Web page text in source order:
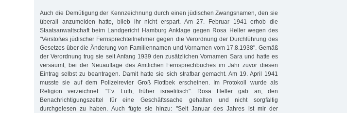
Auch die Demütigung der Kennzeichnung durch einen jüdischen Zwangsnamen, den sie
überall anzumelden hatte, blieb ihr nicht erspart. Am 27. Februar 1941 erhob die
Staatsanwaltschaft beim Landgericht Hamburg Anklage gegen Rosa Heller wegen des
"Verstoßes jüdischer Fernsprechteilnehmer gegen die Verordnung der Durchführung des
Gesetzes über die Änderung von Familiennamen und Vornamen vom 17.8.1938". Gemäß
der Verordnung trug sie seit Anfang 1939 den zusätzlichen Vornamen Sara und hatte es
versäumt, bei der Neuauflage des Amtlichen Fernsprechbuches im Jahr zuvor diesen
Eintrag selbst zu beantragen. Damit hatte sie sich strafbar gemacht. Am 19. April 1941
musste sie auf dem Polizeirevier Groß Flottbek erscheinen. Im Protokoll wurde als
Religion verzeichnet: "Ev. Luth, früher israelitisch". Rosa Heller gab an, den
Benachrichtigungszettel für eine Geschäftssache gehalten und nicht sorgfältig
durchgelesen zu haben. Auch fügte sie hinzu: "Seit Januar des Jahres ist mir der